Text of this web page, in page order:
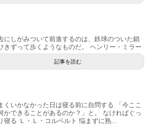
にしがみついて前進するのは、鉄球のついた鎖
きずって歩くようなものだ。 ヘンリー・ミラー
記事を読む
くいかなかった日は寝る前に自問する 「今ここ
かできることがあるのか？」と。 なければぐっ
寝る Ｌ・Ｌ・コルベルト 悩まずに熟...